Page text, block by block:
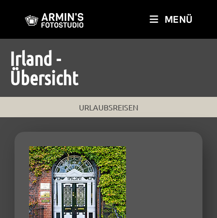
MENÜ
Irland -
Übersicht
URLAUBSREISEN